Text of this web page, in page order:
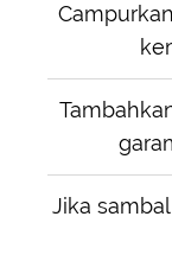
Jika